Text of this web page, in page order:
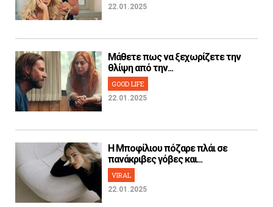
22.01.2025
Μάθετε πως να ξεχωρίζετε την
θλίψη από την...
GOOD LIFE
22.01.2025
H Μποφίλιου πόζαρε πλάι σε
πανάκριβες γόβες και...
VIRAL
22.01.2025